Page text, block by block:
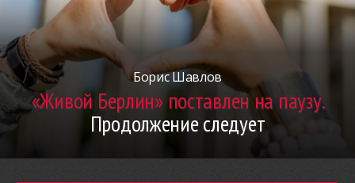
Борис Шавлов
«Живой Берлин» поставлен на паузу.
Продолжение следует